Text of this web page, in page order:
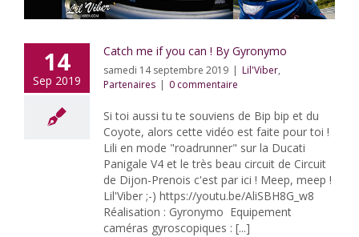
14
Sep 2019
Catch me if you can ! By Gyronymo
samedi 14 septembre 2019 | Lil'Viber,
Partenaires | 0 commentaire
Si toi aussi tu te souviens de Bip bip et du
Coyote, alors cette vidéo est faite pour toi !
Lili en mode "roadrunner" sur la Ducati
Panigale V4 et le très beau circuit de Circuit
de Dijon-Prenois c'est par ici ! Meep, meep !
Lil'Viber ;-) https://youtu.be/AliSBH8G_w8
Réalisation : Gyronymo Equipement
caméras gyroscopiques : [...]